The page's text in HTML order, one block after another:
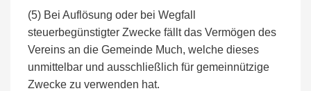
(5) Bei Auflösung oder bei Wegfall
steuerbegünstigter Zwecke fällt das Vermögen des
Vereins an die Gemeinde Much, welche dieses
unmittelbar und ausschließlich für gemeinnützige
Zwecke zu verwenden hat.